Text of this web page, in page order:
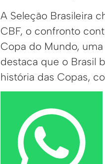
A Seleção Brasileira
CBF, o confronto
Copa do Mundo,
destaca que o Brasil
história das Copas,